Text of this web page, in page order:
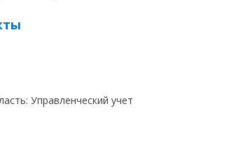
Управленческий учет